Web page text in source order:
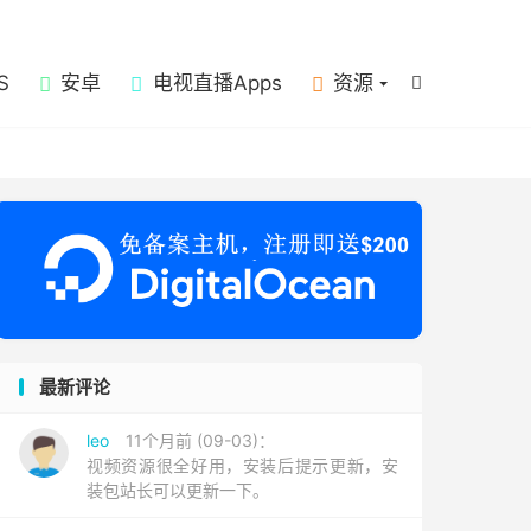

安卓 电视直播Apps 资源
最新评论
leo
11个月前 (09-03)：
视频资源很全好用，安装后提示更新，安
装包站长可以更新一下。